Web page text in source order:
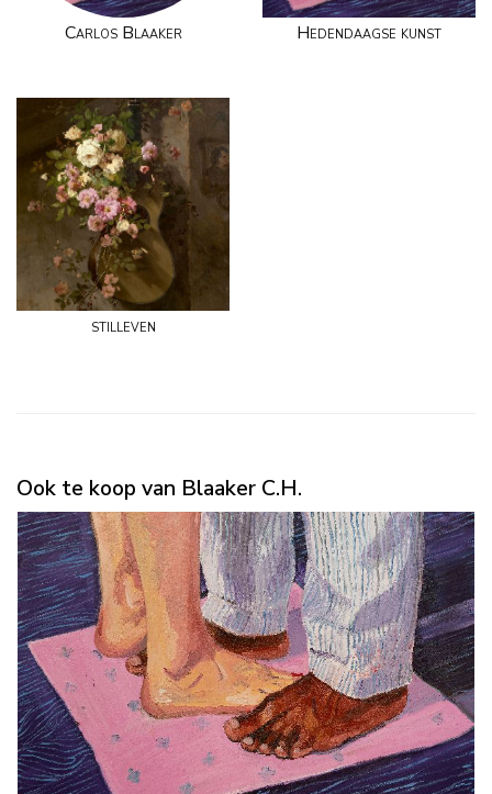
Carlos Blaaker Hedendaagse kunst
stilleven
Ook te koop van Blaaker C.H.